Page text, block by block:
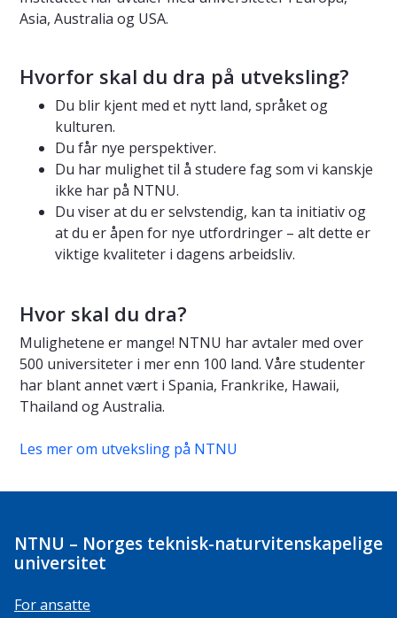
Asia, Australia og USA.
Hvorfor skal du dra på utveksling?
Du blir kjent med et nytt land, språket og
kulturen.
Du får nye perspektiver.
Du har mulighet til å studere fag som vi kanskje
ikke har på NTNU.
Du viser at du er selvstendig, kan ta initiativ og
at du er åpen for nye utfordringer – alt dette er
viktige kvaliteter i dagens arbeidsliv.
Hvor skal du dra?
Mulighetene er mange! NTNU har avtaler med over
500 universiteter i mer enn 100 land. Våre studenter
har blant annet vært i Spania, Frankrike, Hawaii,
Thailand og Australia.
Les mer om utveksling på NTNU
NTNU – Norges teknisk-naturvitenskapelige
universitet
For ansatte